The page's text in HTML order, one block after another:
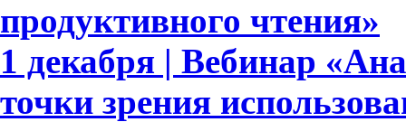
продуктивного чтения»
1 декабря | Вебинар
точки зрения